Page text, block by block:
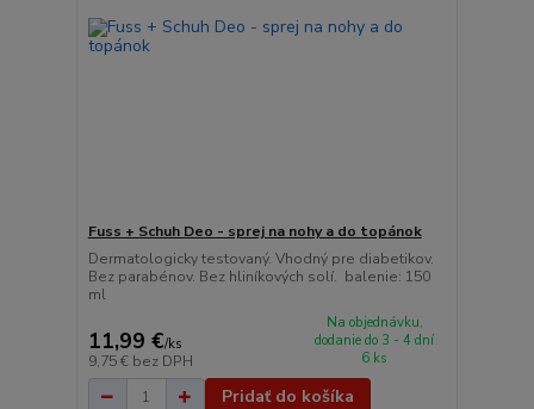
Fuss + Schuh Deo - sprej na nohy a do topánok
Dermatologicky testovaný. Vhodný pre diabetikov.
Bez parabénov. Bez hliníkových solí. balenie: 150
ml
11,99 €/ks
9,75 € bez DPH
Na objednávku,
dodanie do 3 - 4 dní
6 ks
Pridať do košíka